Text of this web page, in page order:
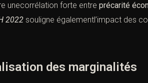
unecorrélation forte entre précarité
2022 souligne égalementl’impact des
des marginalités